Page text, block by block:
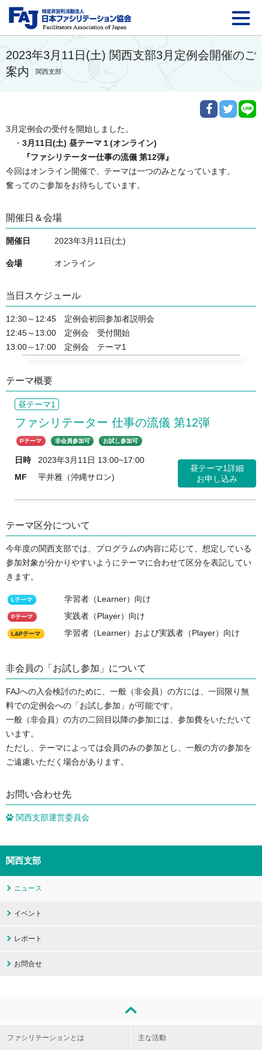
FAJ：特定非営利活動
2023年3月11日(土) 関西支部3月定例会開催のご
案内
関西支部
3月定例会の受付を開始しました。
・ 3月11日(土) 昼テーマ１(オンライン)
『ファシリテーター仕事の流儀 第12弾』
今回はオンライン開催で、テーマは一つのみとなっています。
奮ってのご参加をお待ちしています。
開催日＆会場
開催日 2023年3月11日(土)
会場 オンライン
当日スケジュール
12:30～12:45　定例会初回参加者説明会
12:45～13:00　定例会　受付開始
13:00～17:00　定例会　テーマ1
テーマ概要
昼テーマ1
ファシリテーター 仕事の流儀 第12弾
Pテーマ 非会員参加可 お試し参加可
日時
2023年3月11日 13:00~17:00
MF
平井雅（沖縄サロン)
昼テーマ1詳細
お申し込み
テーマ区分について
今年度の関西支部では、プログラムの内容に応じて、想定している
参加対象が分かりやすいようにテーマに合わせて区分を表記してい
きます。
Lテーマ 学習者（Learner）向け
Pテーマ 実践者（Player）向け
L&Pテーマ 学習者（Learner）および実践者（Player）向け
非会員の「お試し参加」について
FAJへの入会検討のために、一般（非会員）の方には、一回限り無
料での定例会への「お試し参加」が可能です。
一般（非会員）の方の二回目以降の参加には、参加費をいただいて
います。
ただし、テーマによっては会員のみの参加とし、一般の方の参加を
ご遠慮いただく場合があります。
お問い合わせ先
関西支部運営委員会
関西支部
ニュース
イベント
レポート
お問合せ
ファシリテーションとは 主な活動